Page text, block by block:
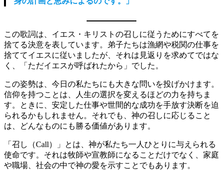
この歌詞は、イエス・キリストの召しに従うためにすべてを
捨てる決意を表しています。弟子たちは漁網や税関の仕事を
捨ててイエスに従いましたが、それは見返りを求めてではな
く、「ただイエスが呼ばれたから」でした。
この姿勢は、今日の私たちにも大きな問いを投げかけます。
信仰を持つことは、人生の選択を変えるほどの力を持ちま
す。ときに、安定した仕事や世間的な成功を手放す決断を迫
られるかもしれません。それでも、神の召しに応じること
は、どんなものにも勝る価値があります。
「召し（Call）」とは、神が私たち一人ひとりに与えられる
使命です。それは牧師や宣教師になることだけでなく、家庭
や職場、社会の中で神の愛を示すことでもあります。